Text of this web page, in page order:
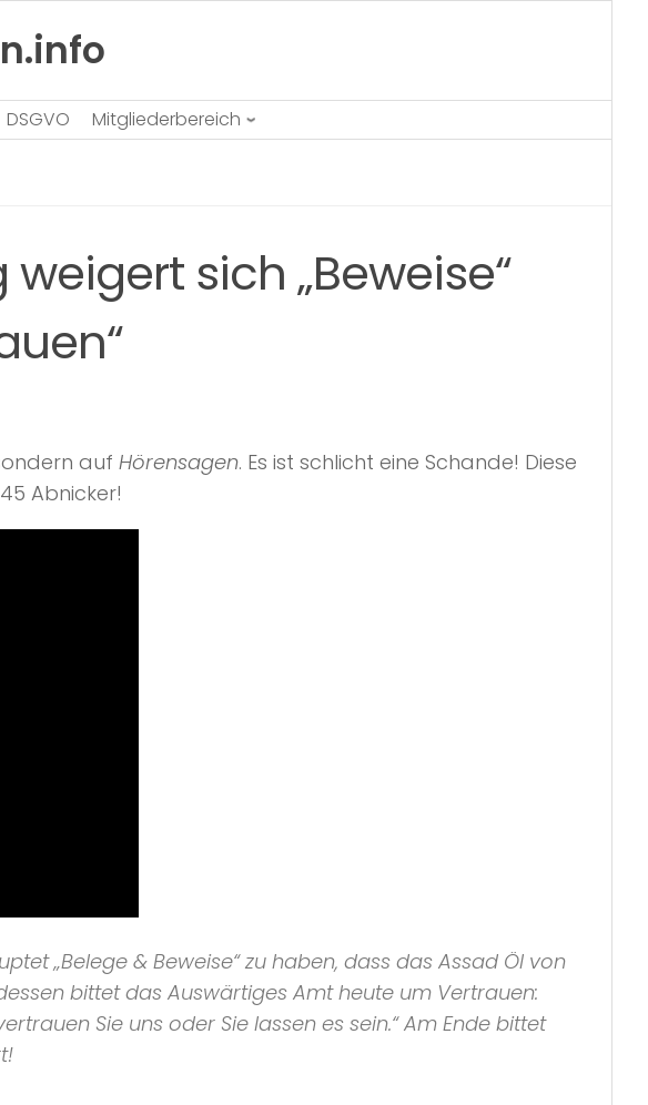
DSGVO Mitgliederbereich
sich „Beweise“
auf Hörensagen. Es ist schlicht eine Schande! Diese
Abnicker!
„Belege & Beweise“zu haben, dass das Assad Öl von
bittet das Auswärtiges Amt heute um Vertrauen:
Sie uns oder Sie lassen es sein.“Am Ende bittet